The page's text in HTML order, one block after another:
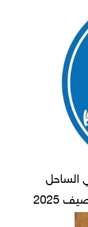
في الساحل
2025